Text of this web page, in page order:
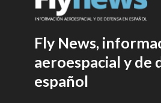
Fly News,
aeroespacial y de
español